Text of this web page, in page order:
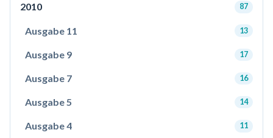
2010 87
Ausgabe 11 13
Ausgabe 9 17
Ausgabe 7 16
Ausgabe 5 14
Ausgabe 4 11